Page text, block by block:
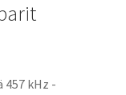
kHz -